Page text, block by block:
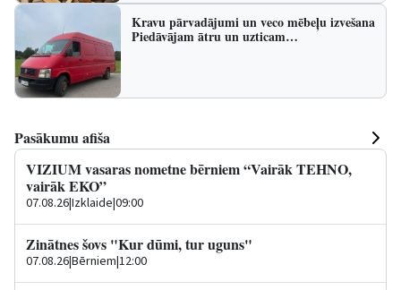
Kravu pārvadājumi un veco mēbeļu izvešana
Piedāvājam ātru un uzticam…
Pasākumu afiša
VIZIUM vasaras nometne bērniem “Vairāk TEHNO,
vairāk EKO”
07.08.26|Izklaide|09:00
Zinātnes šovs "Kur dūmi, tur uguns"
07.08.26|Bērniem|12:00